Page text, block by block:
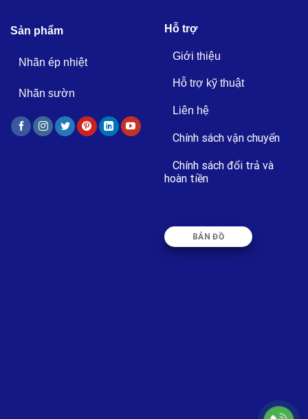
Sản phẩm
Nhãn ép nhiệt
Nhãn sườn
Hỗ trợ
Giới thiệu
Hỗ trợ kỹ thuật
Liên hệ
Chính sách vận chuyển
Chính sách đổi trả và
hoàn tiền
BẢN ĐỒ